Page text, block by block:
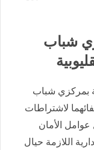
شباب
بمركزي شباب
لاشتراطات
عوامل الأمان
اللازمة حيال